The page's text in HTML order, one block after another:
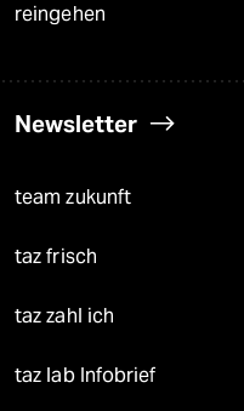
reingehen
Newsletter
team zukunft
taz frisch
taz zahl ich
taz lab Infobrief